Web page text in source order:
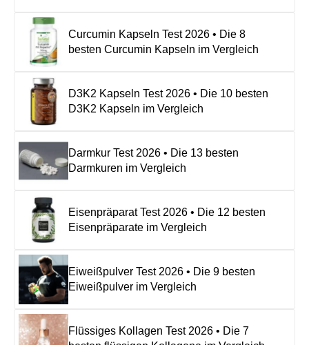
Curcumin Kapseln Test 2026 • Die 8
besten Curcumin Kapseln im Vergleich
D3K2 Kapseln Test 2026 • Die 10 besten
D3K2 Kapseln im Vergleich
Darmkur Test 2026 • Die 13 besten
Darmkuren im Vergleich
Eisenpräparat Test 2026 • Die 12 besten
Eisenpräparate im Vergleich
Eiweißpulver Test 2026 • Die 9 besten
Eiweißpulver im Vergleich
Flüssiges Kollagen Test 2026 • Die 7